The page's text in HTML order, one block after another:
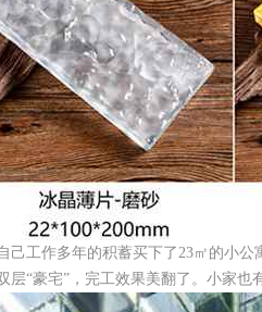
己工作多年的积蓄买下了23㎡的小
“豪宅”，完工效果美翻了。小家也